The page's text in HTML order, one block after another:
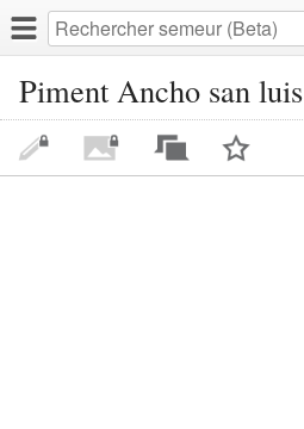
Piment Ancho san luis